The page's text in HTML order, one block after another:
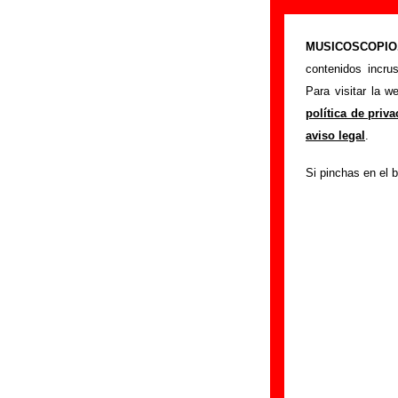
contenidos
Para visitar la
política de
aviso legal .
Si pinchas en el
Cerebros
Portada >
Si tienes
siguiente
colaboración.
Nombre: